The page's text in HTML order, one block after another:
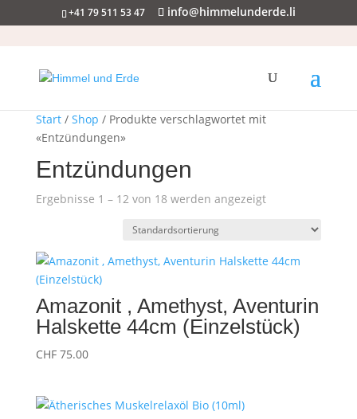
+41 79 511 53 47 info@himmelunderde.li
Start/ Shop / Produkte verschlagwortet mit
«Entzündungen»
Entzündungen
Ergebnisse 1 – 12 von 18 werden angezeigt
Amazonit , Amethyst, Aventurin
Halskette 44cm (Einzelstück)
CHF75.00